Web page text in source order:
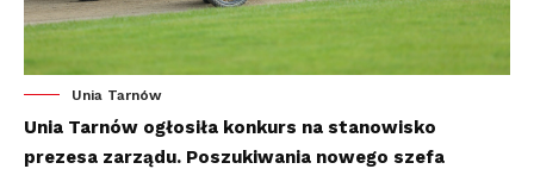
Unia Tarnów
Unia Tarnów ogłosiła konkurs na stanowisko
prezesa zarządu. Poszukiwania nowego szefa